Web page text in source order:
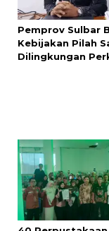
Pemprov Sulbar
Kebijakan Pilah
Dilingkungan
40 Perpustakaan
di Pasangkayu
untuk Peroleh